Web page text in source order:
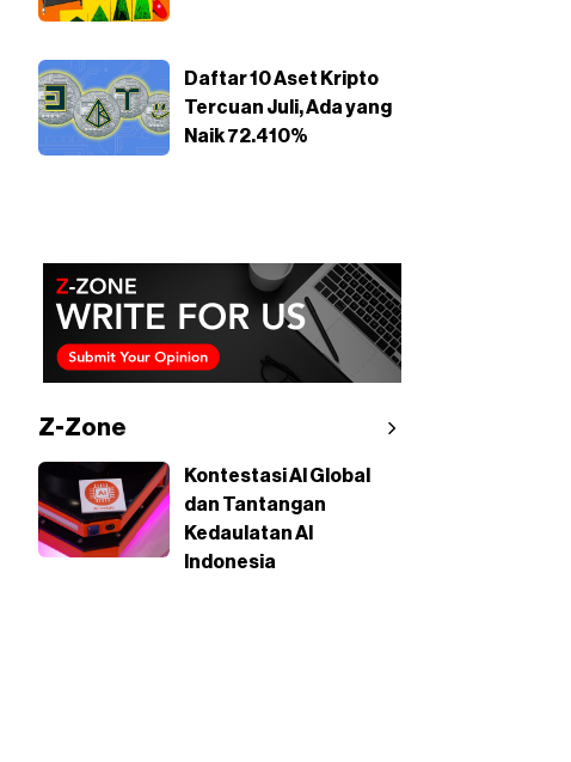
Daftar 10 Aset Kripto
Tercuan Juli, Ada yang
Naik 72.410%
Z-Zone
Kontestasi AI Global
dan Tantangan
Kedaulatan AI
Indonesia